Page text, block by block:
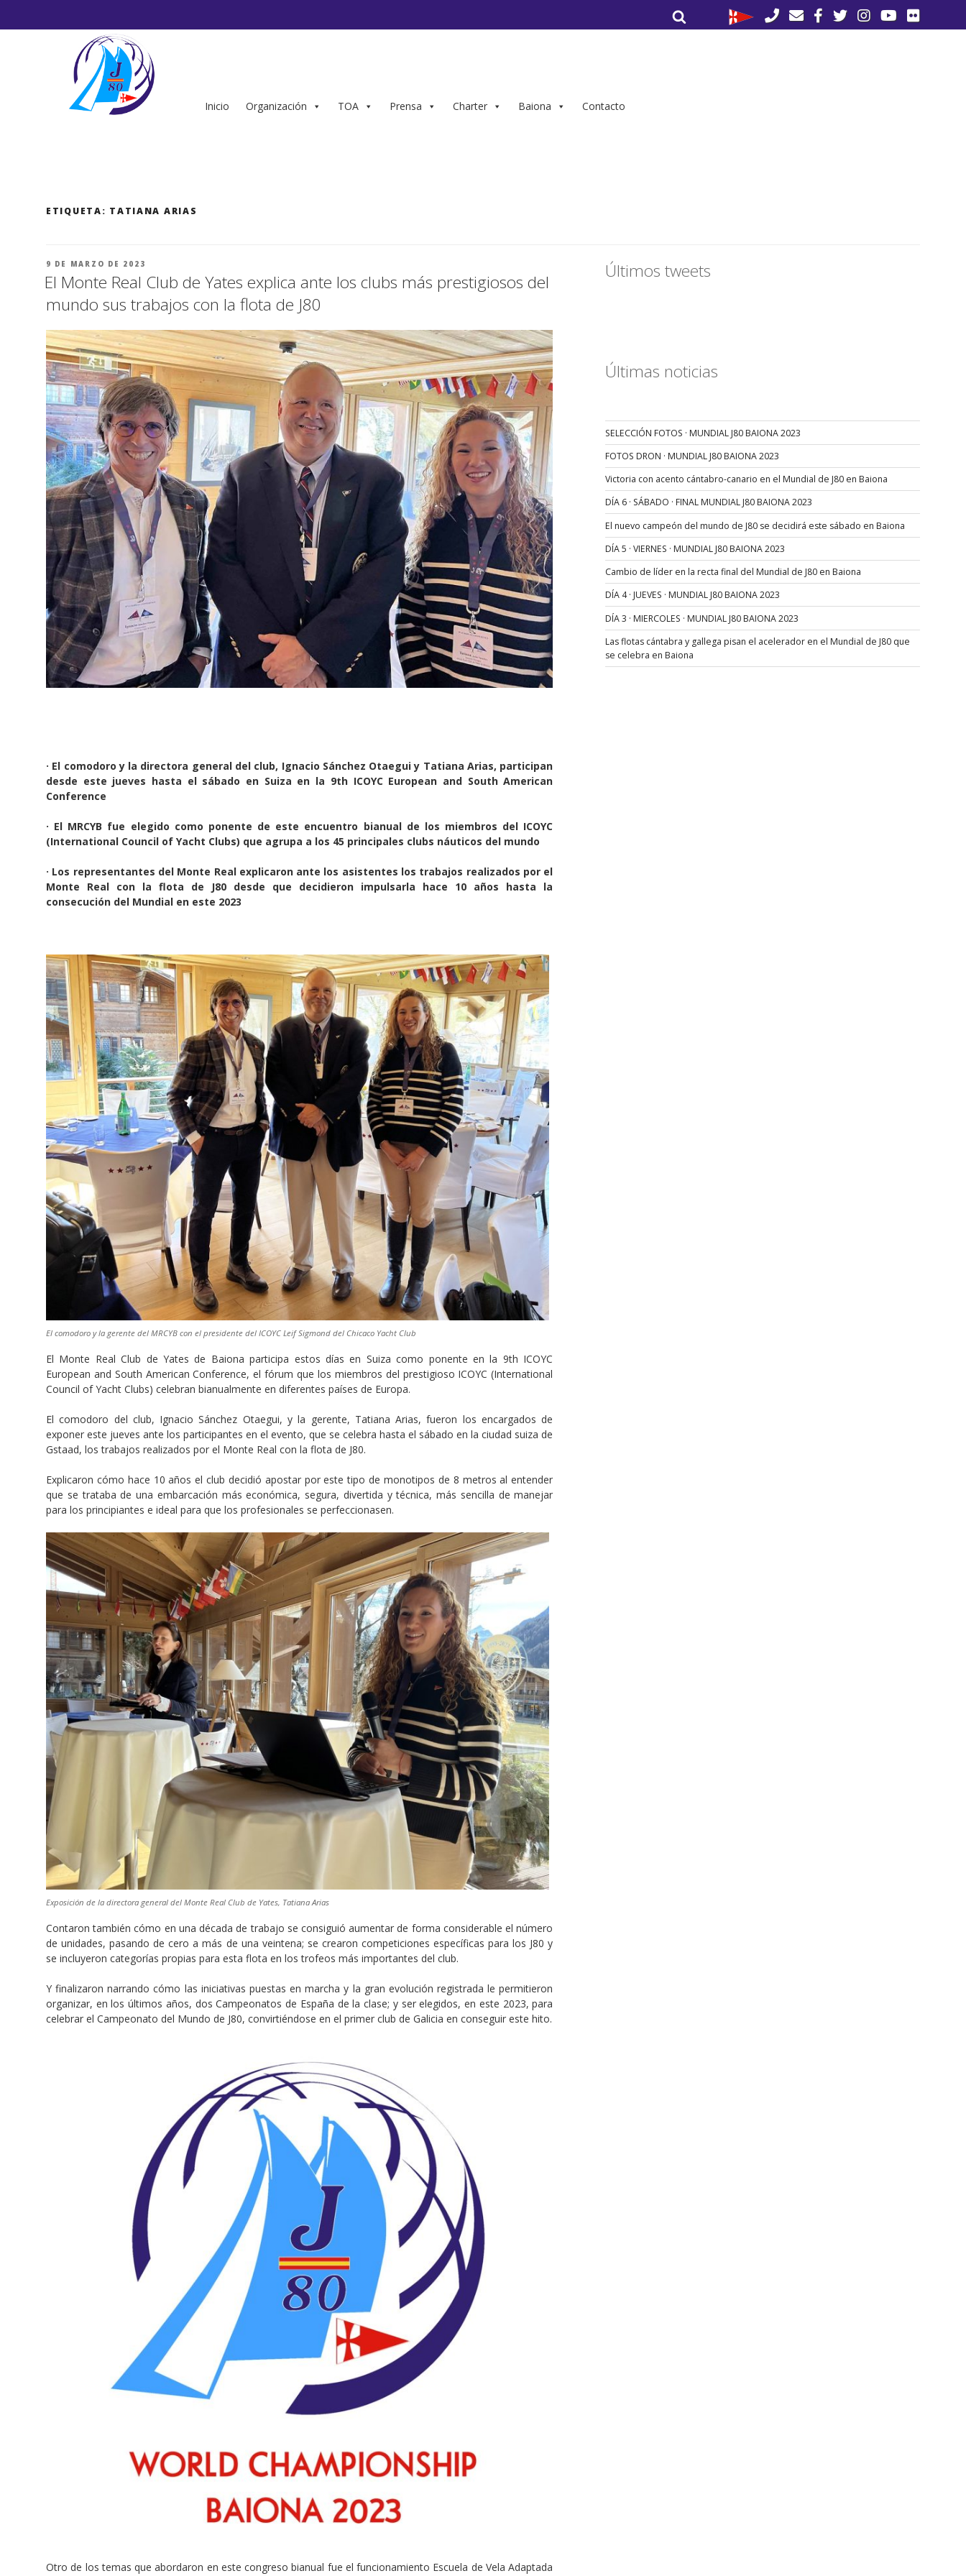
por:
Inicio Organización TOA Prensa Charter Baiona Contacto
ETIQUETA: TATIANA ARIAS
PUBLICADO
9 DE MARZO DE 2023
El Monte Real Club de Yates explica ante los clubs más prestigiosos del
mundo sus trabajos con la flota de J80
· El comodoro y la directora general del club, Ignacio Sánchez Otaegui y Tatiana Arias, participan
desde este jueves hasta el sábado en Suiza en la 9th ICOYC European and South American
Conference
· El MRCYB fue elegido como ponente de este encuentro bianual de los miembros del ICOYC
(International Council of Yacht Clubs) que agrupa a los 45 principales clubs náuticos del mundo
· Los representantes del Monte Real explicaron ante los asistentes los trabajos realizados por el
Monte Real con la flota de J80 desde que decidieron impulsarla hace 10 años hasta la
consecución del Mundial en este 2023
El comodoro y la gerente del MRCYB con el presidente del ICOYC Leif Sigmond del Chicaco Yacht Club
El Monte Real Club de Yates de Baiona participa estos días en Suiza como ponente en la 9th ICOYC
European and South American Conference, el fórum que los miembros del prestigioso ICOYC (International
Council of Yacht Clubs) celebran bianualmente en diferentes países de Europa.
El comodoro del club, Ignacio Sánchez Otaegui, y la gerente, Tatiana Arias, fueron los encargados de
exponer este jueves ante los participantes en el evento, que se celebra hasta el sábado en la ciudad suiza de
Gstaad, los trabajos realizados por el Monte Real con la flota de J80.
Explicaron cómo hace 10 años el club decidió apostar por este tipo de monotipos de 8 metros al entender
que se trataba de una embarcación más económica, segura, divertida y técnica, más sencilla de manejar
para los principiantes e ideal para que los profesionales se perfeccionasen.
Exposición de la directora general del Monte Real Club de Yates, Tatiana Arias
Contaron también cómo en una década de trabajo se consiguió aumentar de forma considerable el número
de unidades, pasando de cero a más de una veintena; se crearon competiciones específicas para los J80 y
se incluyeron categorías propias para esta flota en los trofeos más importantes del club.
Y finalizaron narrando cómo las iniciativas puestas en marcha y la gran evolución registrada le permitieron
organizar, en los últimos años, dos Campeonatos de España de la clase; y ser elegidos, en este 2023, para
celebrar el Campeonato del Mundo de J80, convirtiéndose en el primer club de Galicia en conseguir este hito.
Otro de los temas que abordaron en este congreso bianual fue el funcionamiento Escuela de Vela Adaptada
Últimos tweets
Últimas noticias
SELECCIÓN FOTOS · MUNDIAL J80 BAIONA 2023
FOTOS DRON · MUNDIAL J80 BAIONA 2023
Victoria con acento cántabro-canario en el Mundial de J80 en Baiona
DÍA 6 · SÁBADO · FINAL MUNDIAL J80 BAIONA 2023
El nuevo campeón del mundo de J80 se decidirá este sábado en Baiona
DÍA 5 · VIERNES · MUNDIAL J80 BAIONA 2023
Cambio de líder en la recta final del Mundial de J80 en Baiona
DÍA 4 · JUEVES · MUNDIAL J80 BAIONA 2023
DÍA 3 · MIERCOLES · MUNDIAL J80 BAIONA 2023
Las flotas cántabra y gallega pisan el acelerador en el Mundial de J80 que
se celebra en Baiona